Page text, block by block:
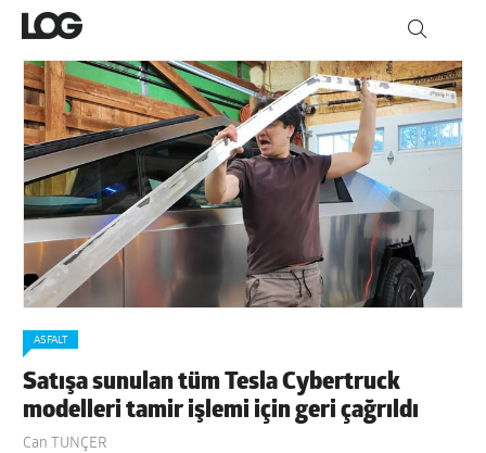
ASFALT
Satışa sunulan tüm Tesla Cybertruck
modelleri tamir işlemi için geri çağrıldı
Can TUNÇER